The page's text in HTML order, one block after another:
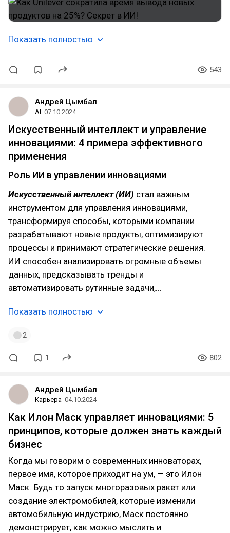
Показать полностью
543
Андрей Цымбал
AI 07.10.2024
Искусственный интеллект и управление
инновациями: 4 примера эффективного
применения
Роль ИИ в управлении инновациями
Искусственный интеллект (ИИ) стал важным
инструментом для управления инновациями,
трансформируя способы, которыми компании
разрабатывают новые продукты, оптимизируют
процессы и принимают стратегические решения.
ИИ способен анализировать огромные объемы
данных, предсказывать тренды и
автоматизировать рутинные задачи,…
Показать полностью
2
1 802
Андрей Цымбал
Карьера 04.10.2024
Как Илон Маск управляет инновациями: 5
принципов, которые должен знать каждый
бизнес
Когда мы говорим о современных инноваторах,
первое имя, которое приходит на ум, — это Илон
Маск. Будь то запуск многоразовых ракет или
создание электромобилей, которые изменили
автомобильную индустрию, Маск постоянно
демонстрирует, как можно мыслить и